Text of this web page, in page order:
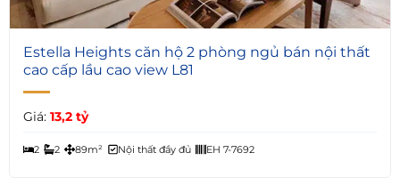
6
Estella Heights căn hộ 2 phòng ngủ bán nội thất
cao cấp lầu cao view L81
Giá: 13,2 tỷ
2 2 89m² Nội thất đầy đủ EH 7-7692